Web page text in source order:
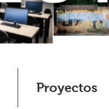
Proyectos